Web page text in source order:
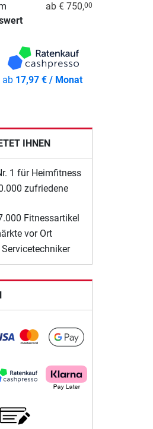
ab € 750,00
ab 17,97 € / Monat
IHNEN
1 für Heimfitness
zufriedene
Fitnessartikel
vor Ort